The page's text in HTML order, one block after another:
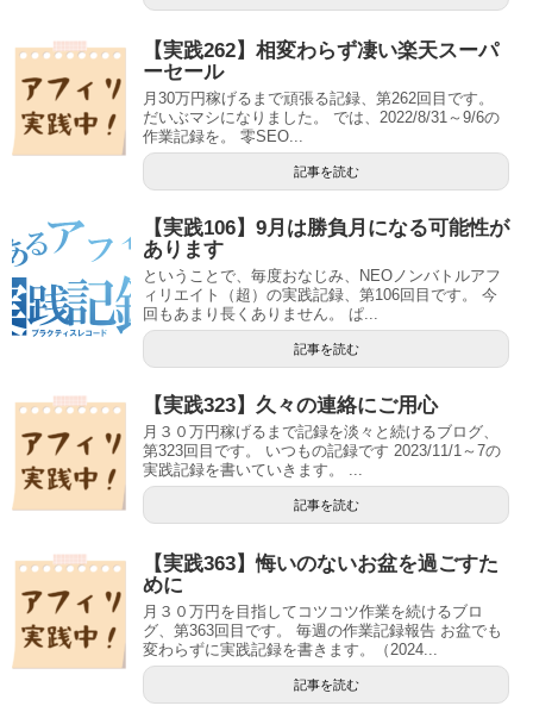
【実践262】相変わらず凄い楽天スーパ
ーセール
月30万円稼げるまで頑張る記録、第262回目です。
だいぶマシになりました。 では、2022/8/31～9/6の
作業記録を。 零SEO...
記事を読む
【実践106】9月は勝負月になる可能性が
あります
ということで、毎度おなじみ、NEOノンバトルアフ
ィリエイト（超）の実践記録、第106回目です。 今
回もあまり長くありません。 ぱ...
記事を読む
【実践323】久々の連絡にご用心
月３０万円稼げるまで記録を淡々と続けるブログ、
第323回目です。 いつもの記録です 2023/11/1～7の
実践記録を書いていきます。 ...
記事を読む
【実践363】悔いのないお盆を過ごすた
めに
月３０万円を目指してコツコツ作業を続けるブロ
グ、第363回目です。 毎週の作業記録報告 お盆でも
変わらずに実践記録を書きます。（2024...
記事を読む